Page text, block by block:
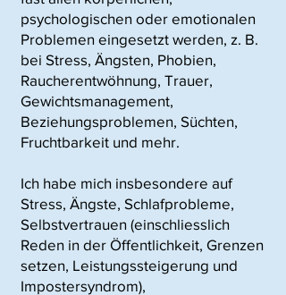
psychologischen oder emotionalen
Problemen eingesetzt werden, z. B.
bei Stress, Ängsten, Phobien,
Raucherentwöhnung, Trauer,
Gewichtsmanagement,
Beziehungsproblemen, Süchten,
Fruchtbarkeit und mehr.
Ich habe mich insbesondere auf
Stress, Ängste, Schlafprobleme,
Selbstvertrauen (einschliesslich
Reden in der Öffentlichkeit, Grenzen
setzen, Leistungssteigerung und
Impostersyndrom),